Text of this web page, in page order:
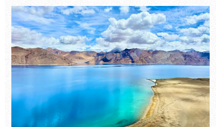
5
範
圍：
NT$55,000
到
NT$68,000